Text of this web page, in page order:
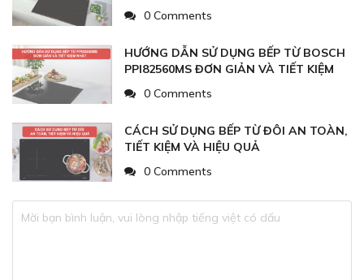
0 Comments
HƯỚNG DẪN SỬ DỤNG BẾP TỪ BOSCH
PPI82560MS ĐƠN GIẢN VÀ TIẾT KIỆM
0 Comments
CÁCH SỬ DỤNG BẾP TỪ ĐÔI AN TOÀN,
TIẾT KIỆM VÀ HIỆU QUẢ
0 Comments